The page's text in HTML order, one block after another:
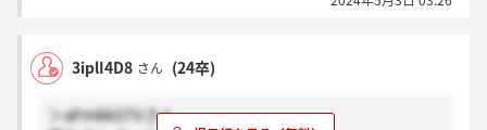
3iplI4D8 さん (24卒)
＞aFmkkSTVさん